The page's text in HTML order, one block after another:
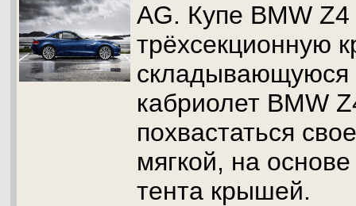
AG. Купе BMW
трёхсекционную
складывающуюся
кабриолет BMW
похвастаться
мягкой, на
тента крышей.